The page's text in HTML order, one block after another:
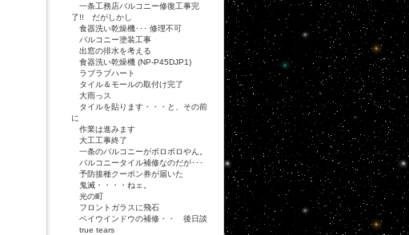
一条工務店バルコニー修復工事完
了!! だがしかし
食器洗い乾燥機･･･ 修理不可
バルコニー塗装工事
出窓の排水を考える
食器洗い乾燥機 (NP-P45DJP1)
ラブラブハート
タイル＆モールの取付け完了
大雨っス
タイルを貼ります・・・と、その前
に
作業は進みます
大工工事終了
一条のバルコニーがボロボロやん。
バルコニータイル補修なのだが･･･
予防接種クーポン券が届いた
鬼滅・・・・ねェ。
光の町
フロントガラスに飛石
ベイウインドウの補修・・ 後日談
true tears